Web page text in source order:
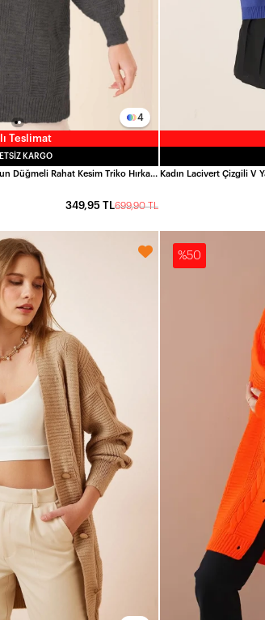
Teslimat
4
KARGO
Kadın Gri Saç Örgü Desen Uzun Düğmeli Rahat Kesim Triko Hırka HZL23W-BD1100691
699,90 TL
349,95 TL
%50